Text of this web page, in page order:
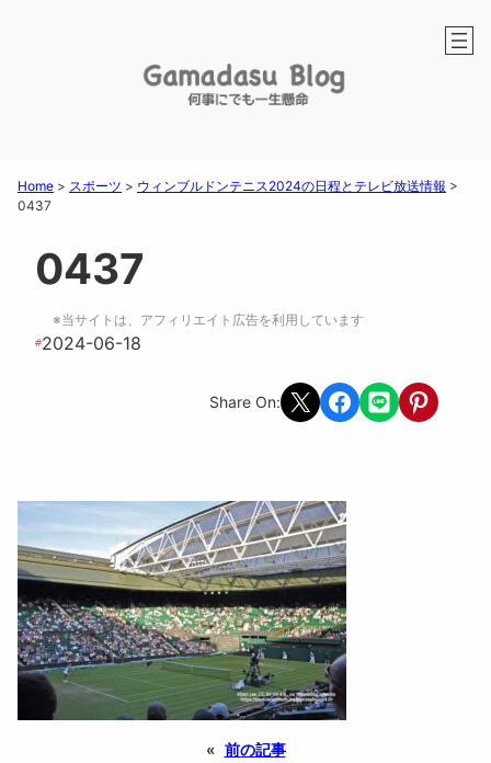
Home > スポーツ > ウィンブルドンテニス2024の日程とテレビ放送情報 >
0437
0437
※当サイトは、アフィリエイト広告を利用しています
#2024-06-18
Share On: Share on X Share on Facebook
Share on LINEShare on
« 前の記事